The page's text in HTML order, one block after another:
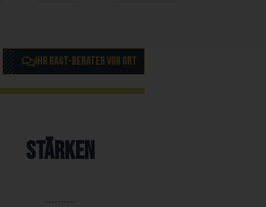
IHR RAGT-BERATER VOR ORT
Stärken